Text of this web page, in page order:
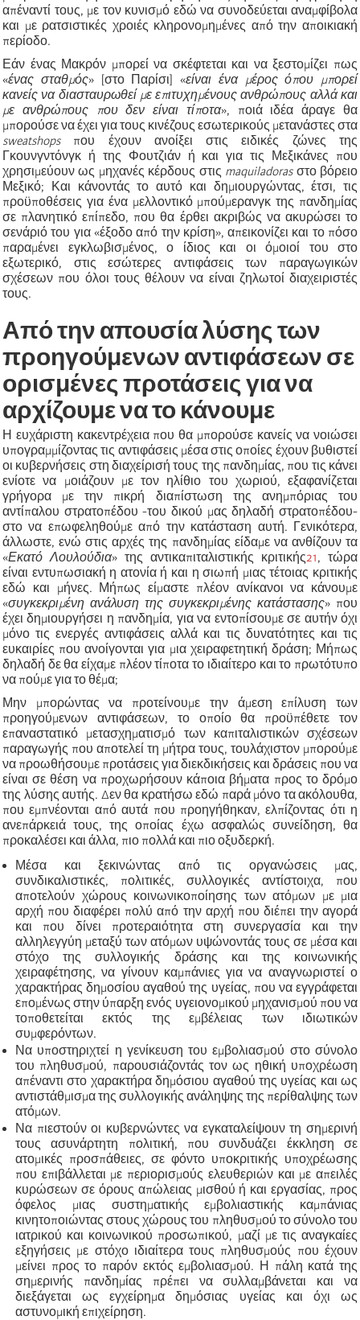
απέναντί τους, με τον κυνισμό εδώ να συνοδεύεται αναμφίβολα
και με ρατσιστικές χροιές κληρονομημένες από την αποικιακή
περίοδο.
Εάν ένας Μακρόν μπορεί να σκέφτεται και ναξεστομίζει πως
«ένας σταθμός»[στο Παρίσι] «είναι ένα μέρος όπου μπορεί
κανείς να διασταυρωθεί με επιτυχημένους ανθρώπους αλλά και
με ανθρώπους που δεν είναι τίποτα», ποιά ιδέα άραγε θα
μπορούσε να έχει για τους κινέζους εσωτερικούς μετανάστες στα
sweatshopsπου έχουν ανοίξει στις ειδικές ζώνες της
Γκουνγντόνγκ ή της Φουτζιάν ή και για τις Μεξικάνες που
χρησιμεύουν ως μηχανές κέρδους στις maquiladorasστο βόρειο
Μεξικό; Και κάνοντάς το αυτό και δημιουργώντας, έτσι, τις
προϋποθέσεις για ένα μελλοντικό μπούμερανγκ της πανδημίας
σε πλανητικό επίπεδο, που θα έρθει ακριβώς να ακυρώσει το
σενάριό του για «έξοδο από την κρίση», απεικονίζει και τοπόσο
παραμένει εγκλωβισμένος, ο ίδιος και οι όμοιοί του στο
εξωτερικό, στις εσώτερες αντιφάσεις των παραγωγικών
σχέσεων που όλοι τους θέλουν να είναι ζηλωτοί διαχειριστές
τους.
Από την απουσία λύσης των
προηγούμενων αντιφάσεων σε
ορισμένες προτάσεις για να
αρχίζουμε να το κάνουμε
Η ευχάριστη κακεντρέχεια που θα μπορούσε κανείς να νοιώσει
υπογραμμίζοντας τις αντιφάσεις μέσα στις οποίες έχουν βυθιστεί
οι κυβερνήσεις στη διαχείρισή τους της πανδημίας, που τις κάνει
ενίοτε να μοιάζουν με τον ηλίθιο του χωριού, εξαφανίζεται
γρήγορα με την πικρή διαπίστωση της ανημπόριας του
αντίπαλου στρατοπέδου -του δικού μας δηλαδή στρατοπέδου-
στο να επωφεληθούμε από την κατάσταση αυτή. Γενικότερα,
άλλωστε, ενώ στις αρχές της πανδημίας είδαμε να ανθίζουν τα
«Εκατό Λουλούδια» της αντικαπιταλιστικής κριτικής21, τώρα
είναι εντυπωσιακή η ατονία ή και η σιωπή μιας τέτοιας κριτικής
εδώ και μήνες. Μήπως είμαστε πλέον ανίκανοι να κάνουμε
«συγκεκριμένη ανάλυση της συγκεκριμένης κατάστασης» που
έχει δημιουργήσει η πανδημία, για να εντοπίσουμε σε αυτήν όχι
μόνο τις ενεργές αντιφάσεις αλλά και τις δυνατότητες και τις
ευκαιρίες που ανοίγονται για μια χειραφετητική δράση; Μήπως
δηλαδή δε θα είχαμε πλέον τίποτα το ιδιαίτερο και το πρωτότυπο
να πούμε για το θέμα;
Μην μπορώντας να προτείνουμε την άμεση επίλυση των
προηγούμενων αντιφάσεων, το οποίο θα προϋπέθετε τον
επαναστατικό μετασχηματισμό των καπιταλιστικών σχέσεων
παραγωγής που αποτελεί τη μήτρα τους, τουλάχιστον μπορούμε
να προωθήσουμε προτάσεις για διεκδικήσεις και δράσεις που να
είναι σε θέση να προχωρήσουν κάποια βήματα προς το δρόμο
της λύσης αυτής. Δεν θα κρατήσω εδώ παρά μόνο τα ακόλουθα,
που εμπνέονται από αυτά που προηγήθηκαν, ελπίζοντας ότι η
ανεπάρκειά τους, της οποίας έχω ασφαλώς συνείδηση, θα
προκαλέσει και άλλα, πιο πολλά και πιο οξυδερκή.
Μέσα και ξεκινώντας από τις οργανώσεις μας,
συνδικαλιστικές, πολιτικές, συλλογικές αντίστοιχα, που
αποτελούν χώρους κοινωνικοποίησης των ατόμων με μια
αρχή που διαφέρει πολύ από την αρχή που διέπει την αγορά
και που δίνει προτεραιότητα στη συνεργασία και την
αλληλεγγύη μεταξύ των ατόμων υψώνοντάς τους σε μέσα και
στόχο της συλλογικής δράσης και της κοινωνικής
χειραφέτησης, να γίνουν καμπάνιες για να αναγνωριστεί ο
χαρακτήρας δημοσίου αγαθού της υγείας, που να εγγράφεται
επομένως στην ύπαρξη ενός υγειονομικού μηχανισμού που να
τοποθετείται εκτός της εμβέλειας των ιδιωτικών
συμφερόντων.
Να υποστηριχτεί η γενίκευση του εμβολιασμού στο σύνολο
του πληθυσμού, παρουσιάζοντάς τον ως ηθική υποχρέωση
απέναντι στο χαρακτήρα δημόσιου αγαθού της υγείας και ως
αντιστάθμισμα της συλλογικής ανάληψης της περίθαλψης των
ατόμων.
Να πιεστούν οι κυβερνώντες να εγκαταλείψουν τη σημερινή
τους ασυνάρτητη πολιτική, που συνδυάζει έκκληση σε
ατομικές προσπάθειες, σε φόντο υποκριτικής υποχρέωσης
που επιβάλλεται με περιορισμούς ελευθεριών και με απειλές
κυρώσεων σε όρους απώλειας μισθού ή και εργασίας, προς
όφελος μιας συστηματικής εμβολιαστικής καμπάνιας
κινητοποιώντας στους χώρους του πληθυσμού το σύνολο του
ιατρικού και κοινωνικού προσωπικού, μαζί με τις αναγκαίες
εξηγήσεις με στόχο ιδιαίτερα τους πληθυσμούς που έχουν
μείνει προς το παρόν εκτός εμβολιασμού. Η πάλη κατά της
σημερινής πανδημίας πρέπει να συλλαμβάνεται και να
διεξάγεται ως εγχείρημα δημόσιας υγείας και όχι ως
αστυνομική επιχείρηση.